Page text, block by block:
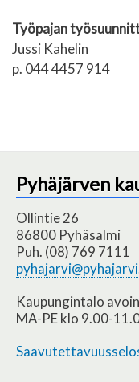
Työpajan
Jussi Kahelin
p. 044 4457 914
Pyhäjärven
Ollintie 26
86800 Pyhäsalmi
Puh. (08) 769 7111
Kaupungintalo
MA-PE klo 9.00-